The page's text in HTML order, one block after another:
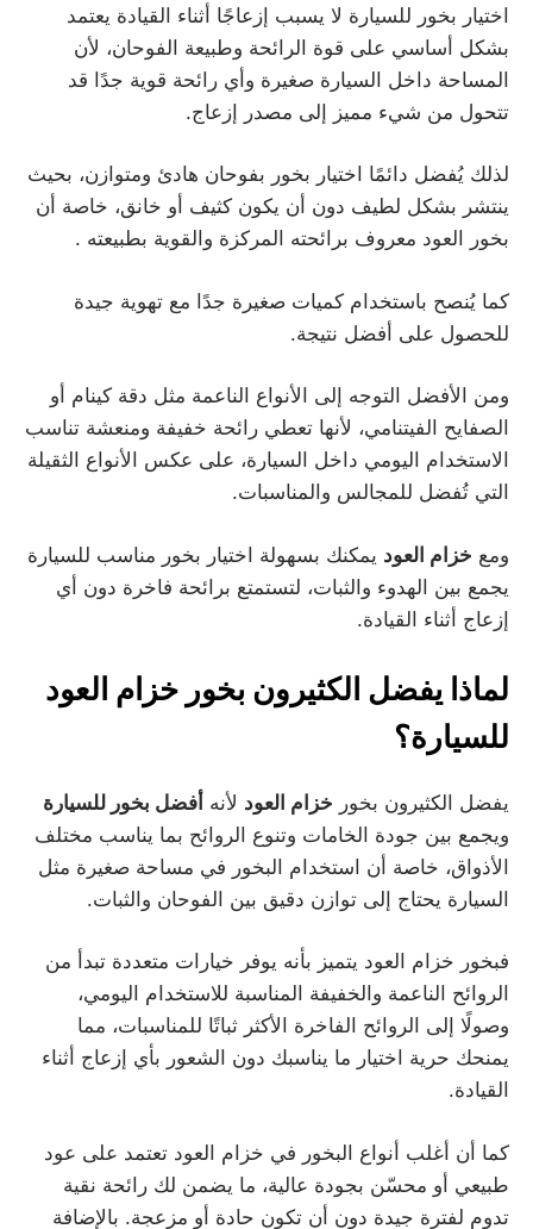
اختيار بخور للسيارة لا يسبب إزعاجًا أثناء القيادة يعتمد
بشكل أساسي على قوة الرائحة وطبيعة الفوحان، لأن
المساحة داخل السيارة صغيرة وأي رائحة قوية جدًا قد
تتحول من شيء مميز إلى مصدر إزعاج.
لذلك يُفضل دائمًا اختيار بخور بفوحان هادئ ومتوازن، بحيث
ينتشر بشكل لطيف دون أن يكون كثيف أو خانق، خاصة أن
بخور العود معروف برائحته المركزة والقوية بطبيعته .
كما يُنصح باستخدام كميات صغيرة جدًا مع تهوية جيدة
للحصول على أفضل نتيجة.
ومن الأفضل التوجه إلى الأنواع الناعمة مثل دقة كينام أو
الصفايح الفيتنامي، لأنها تعطي رائحة خفيفة ومنعشة تناسب
الاستخدام اليومي داخل السيارة، على عكس الأنواع الثقيلة
التي تُفضل للمجالس والمناسبات.
ومع خزام العود يمكنك بسهولة اختيار بخور مناسب للسيارة
يجمع بين الهدوء والثبات، لتستمتع برائحة فاخرة دون أي
إزعاج أثناء القيادة.
لماذا يفضل الكثيرون بخور خزام العود
للسيارة؟
يفضل الكثيرون بخور خزام العود لأنه أفضل بخور للسيارة
ويجمع بين جودة الخامات وتنوع الروائح بما يناسب مختلف
الأذواق، خاصة أن استخدام البخور في مساحة صغيرة مثل
السيارة يحتاج إلى توازن دقيق بين الفوحان والثبات.
فبخور خزام العود يتميز بأنه يوفر خيارات متعددة تبدأ من
الروائح الناعمة والخفيفة المناسبة للاستخدام اليومي،
وصولًا إلى الروائح الفاخرة الأكثر ثباتًا للمناسبات، مما
يمنحك حرية اختيار ما يناسبك دون الشعور بأي إزعاج أثناء
القيادة.
كما أن أغلب أنواع البخور في خزام العود تعتمد على عود
طبيعي أو محسّن بجودة عالية، ما يضمن لك رائحة نقية
تدوم لفترة جيدة دون أن تكون حادة أو مزعجة. بالإضافة